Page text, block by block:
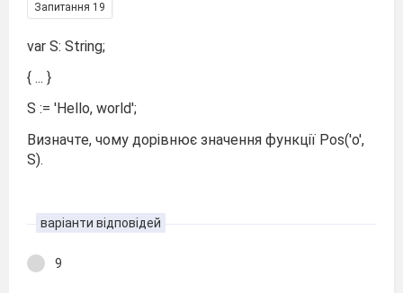
Запитання 19
var S: String;
{ ... }
S := 'Hello, world';
Визначте, чому дорівнює значення функції Pos('o',
S).
варіанти відповідей
9